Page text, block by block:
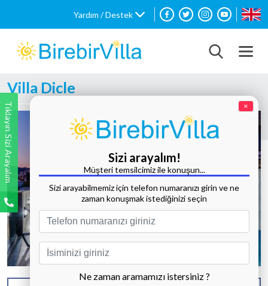
Yardım / Destek
Villa Dicle
Tüm Fotoğrafları Göster
Tıklayın Sizi Arayalım ×
Sizi arayalım!
Müşteri temsilcimiz ile konuşun...
Sizi arayabilmemiz için telefon numaranızı girin ve ne
zaman konuşmak istediğinizi seçin
Ne zaman aramamızı istersiniz ?